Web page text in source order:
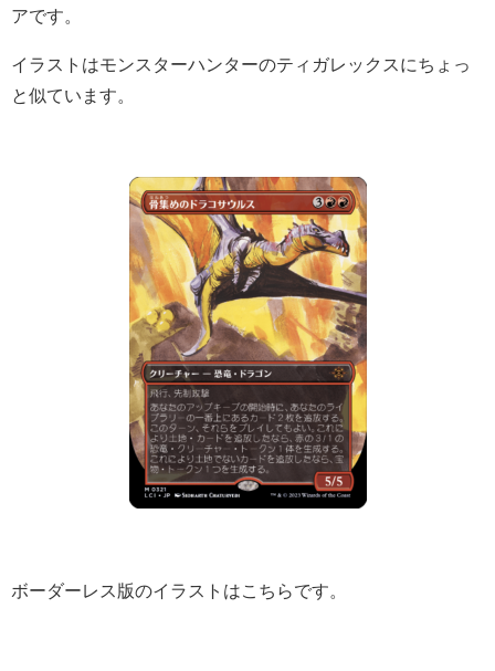
アです。
イラストはモンスターハンターのティガレックスにちょっ
と似ています。
ボーダーレス版のイラストはこちらです。